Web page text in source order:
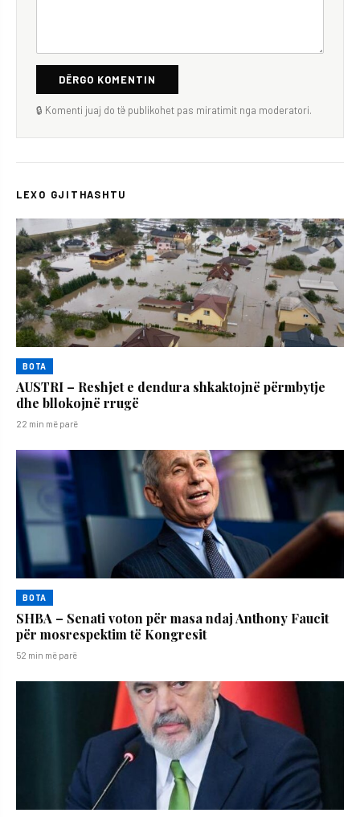
DËRGO KOMENTIN
🔒 Komenti juaj do të publikohet pas miratimit nga moderatori.
LEXO GJITHASHTU
BOTA
AUSTRI – Reshjet e dendura shkaktojnë përmbytje
dhe bllokojnë rrugë
22 min më parë
BOTA
SHBA – Senati voton për masa ndaj Anthony Faucit
për mosrespektim të Kongresit
52 min më parë